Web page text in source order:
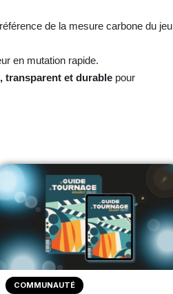
de la mesure carbone du jeu
en mutation rapide.
transparent et durable pour
COMMUNAUTÉ